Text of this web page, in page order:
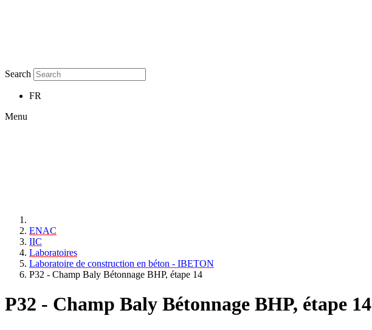
Search
FR
Menu
ENAC
IIC
Laboratoires
Laboratoire de construction en béton - IBETON
P32 - Champ Baly Bétonnage BHP, étape 14
P32 - Champ Baly Bétonnage BHP, étape 14